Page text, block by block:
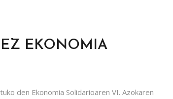
EKONOMIA
den Ekonomia Solidarioaren VI. Azokaren